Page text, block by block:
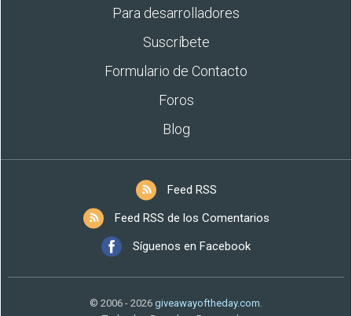
Para desarrolladores
Suscríbete
Formulario de Contacto
Foros
Blog
Feed RSS
Feed RSS de los Comentarios
Síguenos en Facebook
© 2006 - 2026 giveawayoftheday.com.